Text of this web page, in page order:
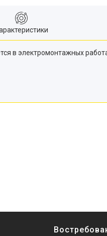
в электромонтажных